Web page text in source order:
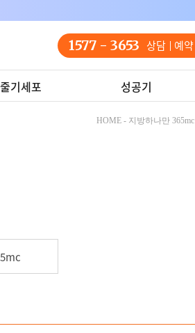
1577 - 3653 상담 예약
기세포 성공기
HOME - 지방하나만